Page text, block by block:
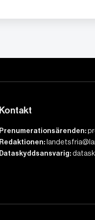
Kontakt
Prenumerationsärenden:
Redaktionen:
Dataskyddsansvarig: